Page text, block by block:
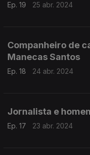
Ep. 19 25 abr. 2024
Companheiro de
Manecas Santos
Ep. 18 24 abr. 2024
Jornalista e
Ep. 17 23 abr. 2024